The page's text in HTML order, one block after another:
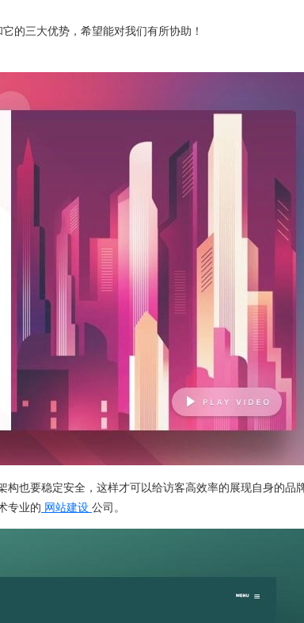
的三大优势，希望能对我们有所协助！
也要稳定安全，这样才可以给访客高效率的展现自身的品牌
专业的 网站建设 公司。